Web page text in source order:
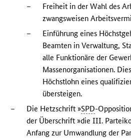
–
Freiheit in der Wahl des
zwangsweisen
–
Einführung eines
Beamten in Verwaltung,
alle Funktionäre der
Massenorganisationen.
Höchstlohn eines
übersteigen.
–
Die Hetzschrift »SPD-
der Überschrift »die III.
Anfang zur Umwandlung der